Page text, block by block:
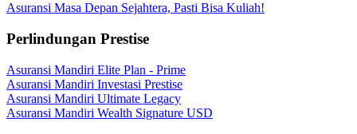
Asuransi Masa Depan Sejahtera, Pasti Bisa Kuliah!
Perlindungan Prestise
Asuransi Mandiri Elite Plan - Prime
Asuransi Mandiri Investasi Prestise
Asuransi Mandiri Ultimate Legacy
Asuransi Mandiri Wealth Signature USD